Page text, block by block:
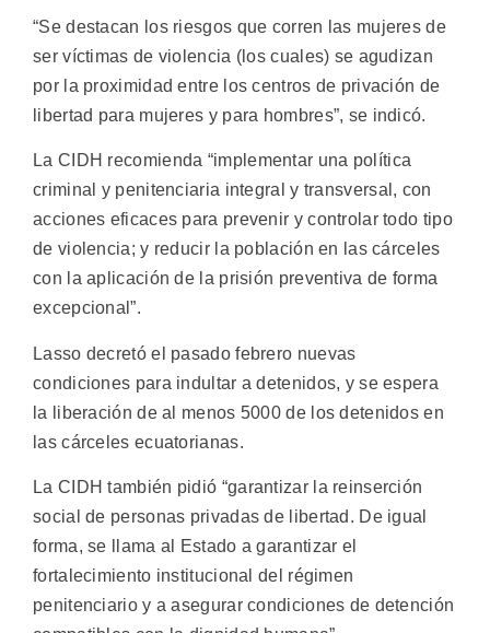
“Se destacan los riesgos que corren las mujeres de
ser víctimas de violencia (los cuales) se agudizan
por la proximidad entre los centros de privación de
libertad para mujeres y para hombres”, se indicó.
La CIDH recomienda “implementar una política
criminal y penitenciaria integral y transversal, con
acciones eficaces para prevenir y controlar todo tipo
de violencia; y reducir la población en las cárceles
con la aplicación de la prisión preventiva de forma
excepcional”.
Lasso decretó el pasado febrero nuevas
condiciones para indultar a detenidos, y se espera
la liberación de al menos 5000 de los detenidos en
las cárceles ecuatorianas.
La CIDH también pidió “garantizar la reinserción
social de personas privadas de libertad. De igual
forma, se llama al Estado a garantizar el
fortalecimiento institucional del régimen
penitenciario y a asegurar condiciones de detención